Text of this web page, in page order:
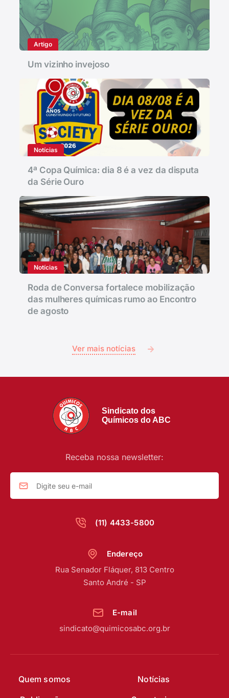
Artigo
Um vizinho invejoso
Notícias
4ª Copa Química: dia 8 é a vez da disputa
da Série Ouro
Notícias
Roda de Conversa fortalece mobilização
das mulheres químicas rumo ao Encontro
de agosto
Ver mais notícias
Sindicato dos
Químicos do ABC
(11) 4433-5800
Receba nossa newsletter:
Quem somos
Notícias
Endereço
Rua Senador Fláquer, 813 Centro
Santo André - SP
E-mail
sindicato@quimicosabc.org.br